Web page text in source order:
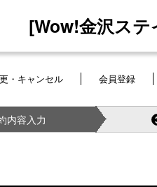
[Wow!金沢ステ
・キャンセル 会員登録
内容入力